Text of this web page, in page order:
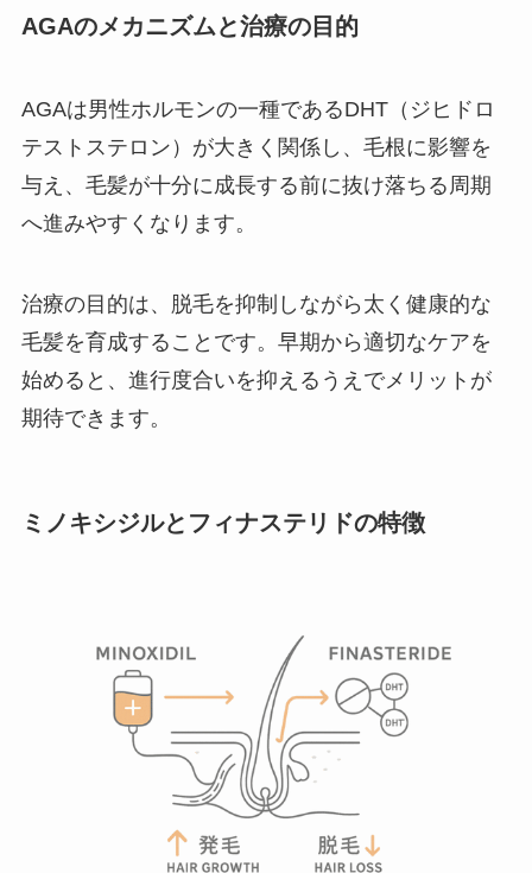
AGAのメカニズムと治療の目的
AGAは男性ホルモンの一種であるDHT（ジヒドロ
テストステロン）が大きく関係し、毛根に影響を
与え、毛髪が十分に成長する前に抜け落ちる周期
へ進みやすくなります。
治療の目的は、脱毛を抑制しながら太く健康的な
毛髪を育成することです。早期から適切なケアを
始めると、進行度合いを抑えるうえでメリットが
期待できます。
ミノキシジルとフィナステリドの特徴